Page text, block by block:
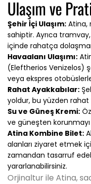
Ulaşım ve
Şehir İçi Ulaşım: Atina,
sahiptir. Ayrıca
içinde rahatça
Havaalanı Ulaşımı:
(Eleftherios Venizelos)
veya ekspres
Rahat Ayakkabılar:
yoldur, bu yüzden rahat
Su ve Güneş Kremi:
ve güneşten
Atina Kombine Bilet:
alanları ziyaret etmek
zamandan tasarruf
yararlanabilirsiniz.
Orjinaltur ile Atina,